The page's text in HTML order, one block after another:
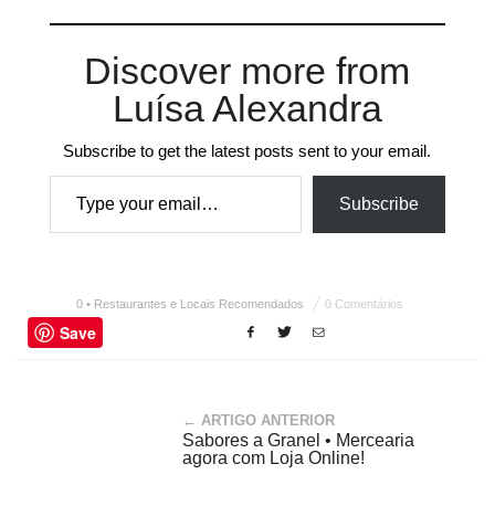
Discover more from
Luísa Alexandra
Subscribe to get the latest posts sent to your email.
Type your email…
Subscribe
0 • Restaurantes e Locais Recomendados 0 Comentários
Save
← ARTIGO ANTERIOR
Sabores a Granel • Mercearia
agora com Loja Online!